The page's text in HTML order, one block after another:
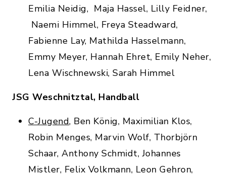
Emilia Neidig, Maja Hassel, Lilly Feidner,
Naemi Himmel, Freya Steadward,
Fabienne Lay, Mathilda Hasselmann,
Emmy Meyer, Hannah Ehret, Emily Neher,
Lena Wischnewski, Sarah Himmel
JSG Weschnitztal, Handball
C-Jugend, Ben König, Maximilian Klos,
Robin Menges, Marvin Wolf, Thorbjörn
Schaar, Anthony Schmidt, Johannes
Mistler, Felix Volkmann, Leon Gehron,